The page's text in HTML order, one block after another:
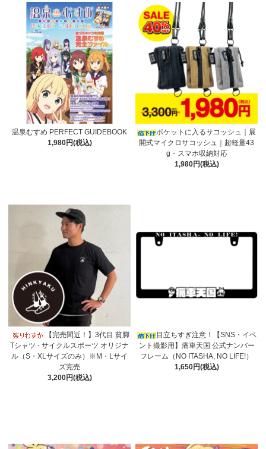
温泉むすめ PERFECT GUIDEBOOK
1,980円(税込)
ポケットに入るサコッシュ｜展
開式マイクロサコッシュ｜超軽量43
g・スマホ収納対応
1,980円(税込)
【完売間近！】3代目 貧脚
Tシャツ - サイクルスポーツ オリジナ
ル（S・XLサイズのみ）※M・Lサイ
ズ完売
3,200円(税込)
目立ちすぎ注意！【SNS・イベ
ント撮影用】痛車天国 公式ナンバー
フレーム（NO ITASHA, NO LIFE!）
1,650円(税込)